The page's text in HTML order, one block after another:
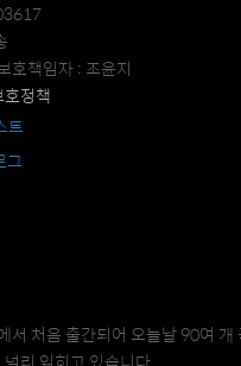
호책임자 : 조윤지
정책
트
그
서 처음 출간되어 오늘날 90여 개